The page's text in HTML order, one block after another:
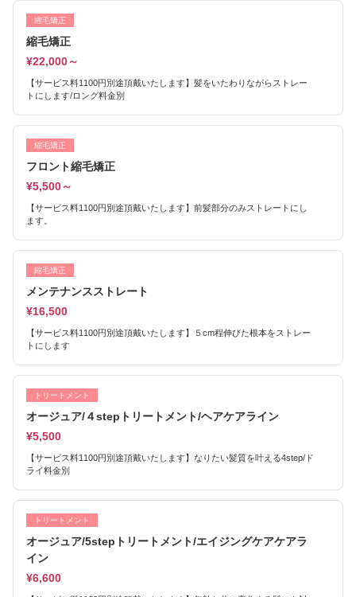
縮毛矯正
縮毛矯正
¥22,000～
【サービス料1100円別途頂戴いたします】髪をいたわりながらストレー
トにします/ロング料金別
縮毛矯正
フロント縮毛矯正
¥5,500～
【サービス料1100円別途頂戴いたします】前髪部分のみストレートにし
ます。
縮毛矯正
メンテナンスストレート
¥16,500
【サービス料1100円別途頂戴いたします】５cm程伸びた根本をストレー
トにします
トリートメント
オージュア/４stepトリートメント/ヘアケアライン
¥5,500
【サービス料1100円別途頂戴いたします】なりたい髪質を叶える4step/ド
ライ料金別
トリートメント
オージュア/5stepトリートメント/エイジングケアケアラ
イン
¥6,600